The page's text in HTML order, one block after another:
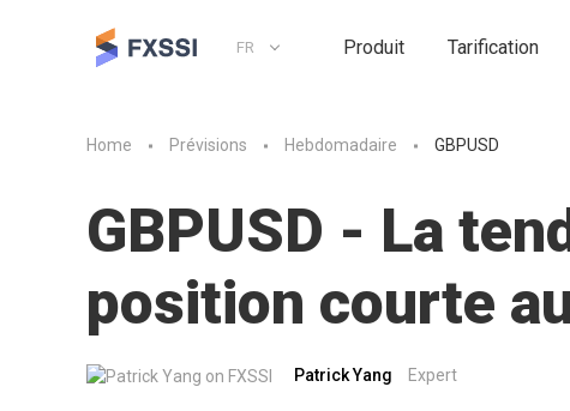
FR Produit Tarification
Home Prévisions Hebdomadaire GBPUSD
GBPUSD - La
position courte
Patrick Yang Expert